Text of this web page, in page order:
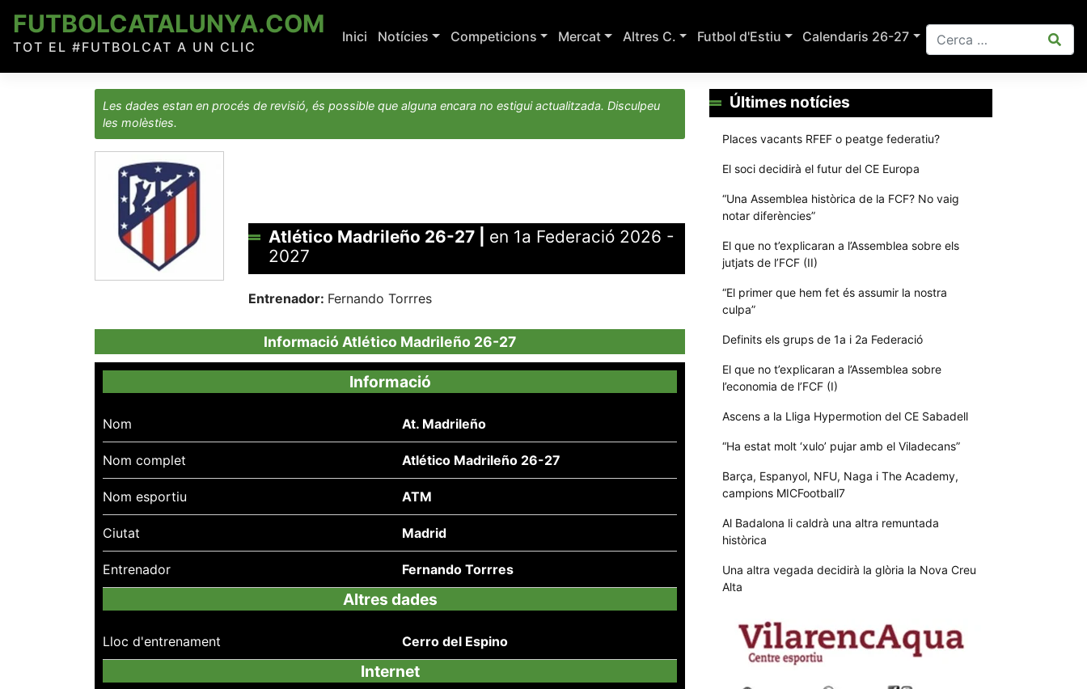
content
FUTBOLCATALUNYA.COM
TOT EL #FUTBOLCAT A UN CLIC
Inici Notícies Competicions Mercat Altres C. Futbol d'Estiu Calendaris 26-27
Les dades estan en procés de revisió, és possible que alguna encara no estigui actualitzada. Disculpeu
les molèsties.
Atlético Madrileño 26-27
en 1a Federació 2026 -
2027
Entrenador: Fernando Torrres
Informació Atlético Madrileño 26-27
Informació
Nom At. Madrileño
Nom complet Atlético Madrileño 26-27
Nom esportiu ATM
Ciutat Madrid
Entrenador Fernando Torrres
Altres dades
Lloc d'entrenament Cerro del Espino
Internet
Últimes notícies
Places vacants RFEF o peatge federatiu?
El soci decidirà el futur del CE Europa
“Una Assemblea històrica de la FCF? No vaig
notar diferències”
El que no t’explicaran a l’Assemblea sobre els
jutjats de l’FCF (II)
“El primer que hem fet és assumir la nostra
culpa”
Definits els grups de 1a i 2a Federació
El que no t’explicaran a l’Assemblea sobre
l’economia de l’FCF (I)
Ascens a la Lliga Hypermotion del CE Sabadell
“Ha estat molt ‘xulo’ pujar amb el Viladecans”
Barça, Espanyol, NFU, Naga i The Academy,
campions MICFootball7
Al Badalona li caldrà una altra remuntada
històrica
Una altra vegada decidirà la glòria la Nova Creu
Alta
Aquestes
cookies no
són